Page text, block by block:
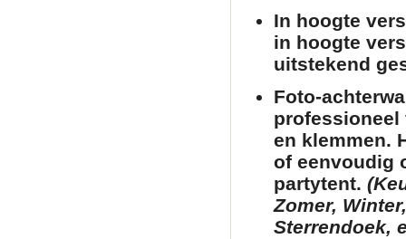
In hoogte
in hoogte
uitstekend
Foto-
professioneel
en klemmen.
of eenvoudig
partytent.
Zomer,
Sterrendoek,